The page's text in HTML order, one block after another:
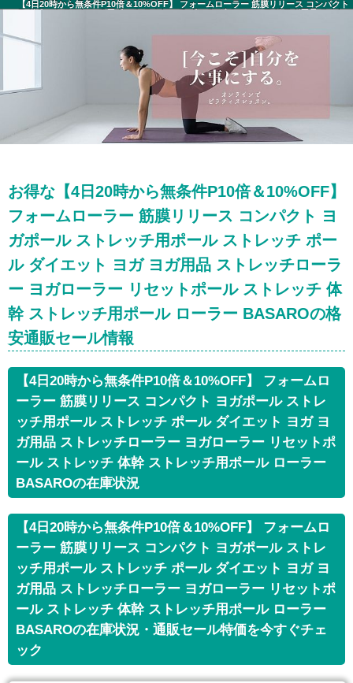
【4日20時から無条件P10倍＆10%OFF】 フォームローラー 筋膜リリース コンパクト
ヨガポール ストレッチ用ポール ストレッチ ポール ダイエット ヨガ ヨガ用品 ストレ
お得な【4日20時から無条件P10倍＆10%OFF】
フォームローラー 筋膜リリース コンパクト ヨ
ガポール ストレッチ用ポール ストレッチ ポー
ル ダイエット ヨガ ヨガ用品 ストレッチローラ
ー ヨガローラー リセットポール ストレッチ 体
幹 ストレッチ用ポール ローラー BASAROの格
安通販セール情報
【4日20時から無条件P10倍＆10%OFF】 フォームロ
ーラー 筋膜リリース コンパクト ヨガポール ストレ
ッチ用ポール ストレッチ ポール ダイエット ヨガ ヨ
ガ用品 ストレッチローラー ヨガローラー リセットポ
ール ストレッチ 体幹 ストレッチ用ポール ローラー
BASAROの在庫状況
【4日20時から無条件P10倍＆10%OFF】 フォームロ
ーラー 筋膜リリース コンパクト ヨガポール ストレ
ッチ用ポール ストレッチ ポール ダイエット ヨガ ヨ
ガ用品 ストレッチローラー ヨガローラー リセットポ
ール ストレッチ 体幹 ストレッチ用ポール ローラー
BASAROの在庫状況・通販セール特価を今すぐチェ
ック